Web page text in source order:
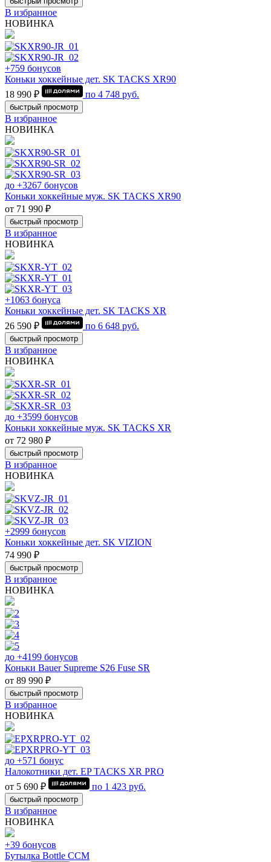
В избранное
НОВИНКА
+759 бонусов
Коньки хоккейные дет. SK TACKS XR90
18 990 ₽
по 4 748 руб.
быстрый просмотр
В избранное
НОВИНКА
до +3267 бонусов
Коньки хоккейные муж. SK TACKS XR90
от 71 990 ₽
быстрый просмотр
В избранное
НОВИНКА
+1063 бонуса
Коньки хоккейные дет. SK TACKS XR
26 590 ₽
по 6 648 руб.
быстрый просмотр
В избранное
НОВИНКА
до +3599 бонусов
Коньки хоккейные муж. SK TACKS XR
от 72 980 ₽
быстрый просмотр
В избранное
НОВИНКА
+2999 бонусов
Коньки хоккейные дет. SK VIZION
74 990 ₽
быстрый просмотр
В избранное
НОВИНКА
до +4199 бонусов
Коньки Bauer Supreme S26 Fuse SR
от 89 990 ₽
быстрый просмотр
В избранное
НОВИНКА
до +571 бонус
Налокотники дет. EP TACKS XR PRO
от 5 690 ₽
по 1 423 руб.
быстрый просмотр
В избранное
НОВИНКА
+39 бонусов
Бутылка Bottle CCM